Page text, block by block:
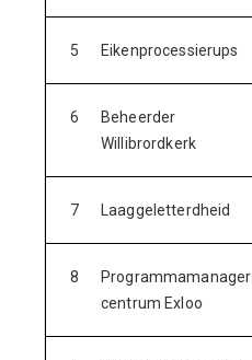
5 Eikenprocessierups
6
Beheerder
Willibrordkerk
7 Laaggeletterdheid
8
Programmamanager
centrum Exloo